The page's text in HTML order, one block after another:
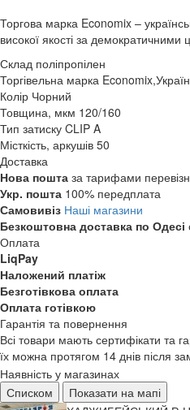
Торгова марка Economix –
високої якості за демократичними
Склад поліпропілен
Торгівельна марка
Колір Чорний
Товщина, мкм 120/160
Тип затиску CLIP A
Місткість, аркушів 50
Доставка
Нова пошта за тарифами
Укр. пошта 100% передплата
Самовивіз Наші магазини
Безкоштовна доставка по Одесі
Оплата
LiqPay
Наложений платіж
Безготівкова оплата
Оплата готівкою
Гарантія та повернення
Всі товари мають сертифікати та
їх можна протягом 14 днів після
Наявність у магазинах
Списком
Показати на мапі